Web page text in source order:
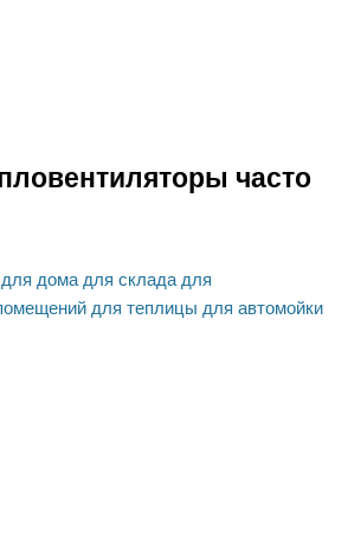
часто
для дома для склада для
для теплицы для автомойки